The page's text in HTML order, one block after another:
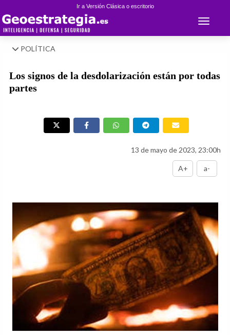
Ir a Versión Clásica o escritorio
Toggle
POLÍTICA
Los signos de la desdolarización están por todas
partes
13 de mayo de 2023, 23:00h
A+ a-